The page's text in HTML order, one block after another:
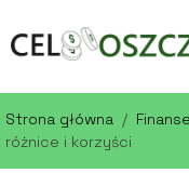
Strona główna / Finanse
różnice i korzyści